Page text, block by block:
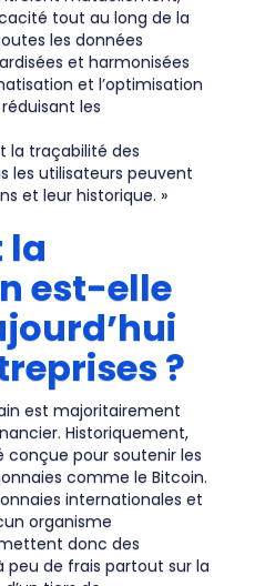
tout au long de la
les données
et harmonisées
et l’optimisation
les
la traçabilité des
les utilisateurs peuvent
et leur historique. »
la
est-elle
?
est majoritairement
Historiquement,
pour soutenir les
comme le Bitcoin.
internationales et
organisme
donc des
de frais partout sur la